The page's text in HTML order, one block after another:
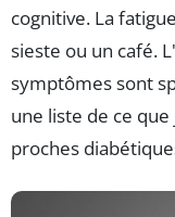
cognitive. La
sieste ou un café.
symptômes sont
une liste de ce
proches